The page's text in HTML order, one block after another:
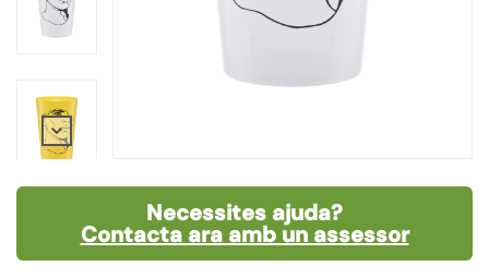
Necessites ajuda?
Contacta ara amb un assessor
Upc